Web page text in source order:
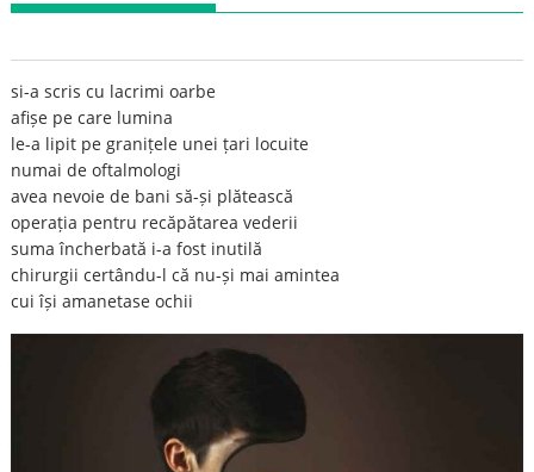
si-a scris cu lacrimi oarbe
afișe pe care lumina
le-a lipit pe granițele unei țari locuite
numai de oftalmologi
avea nevoie de bani să-și plătească
operația pentru recăpătarea vederii
suma încherbată i-a fost inutilă
chirurgii certându-l că nu-și mai amintea
cui își amanetase ochii